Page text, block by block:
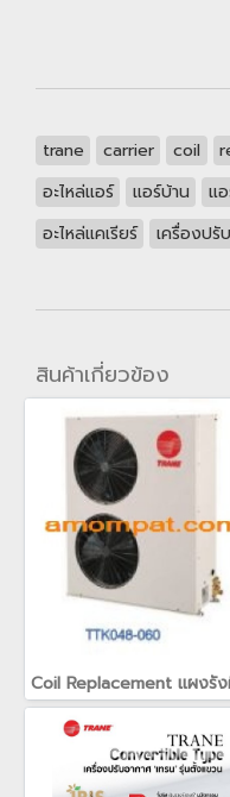
trane carrier coil
อะไหล่แอร์
แอร์บ้าน แ
อะไหล่แคเรียร์
เครื่องปรั
สินค้าเกี่ยวข้อง